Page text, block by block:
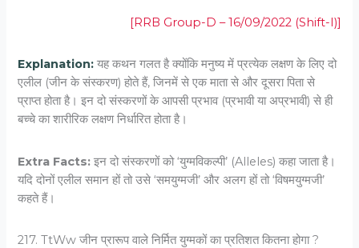
[RRB Group-D – 16/09/2022 (Shift-I)]
Explanation: यह कथन गलत है क्योंकि मनुष्य में प्रत्येक लक्षण के लिए दो
एलील (जीन के संस्करण) होते हैं, जिनमें से एक माता से और दूसरा पिता से
प्राप्त होता है। इन दो संस्करणों के आपसी प्रभाव (प्रभावी या अप्रभावी) से ही
बच्चे का शारीरिक लक्षण निर्धारित होता है।
Extra Facts: इन दो संस्करणों को ‘युग्मविकल्पी’ (Alleles) कहा जाता है।
यदि दोनों एलील समान हों तो उसे ‘समयुग्मजी’ और अलग हों तो ‘विषमयुग्मजी’
कहते हैं।
217. TtWw जीन प्रारूप वाले निर्मित युग्मकों का प्रतिशत कितना होगा ?